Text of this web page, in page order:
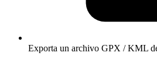
Exporta un archivo GPX / KML